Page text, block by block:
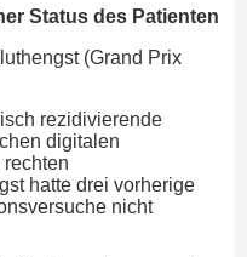
Status des Patienten
(Grand Prix
rezidivierende
digitalen
hatte drei vorherige
nicht